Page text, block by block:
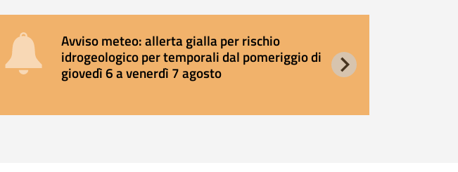
Avviso meteo: allerta gialla per rischio
idrogeologico per temporali dal pomeriggio di
giovedì 6 a venerdì 7 agosto